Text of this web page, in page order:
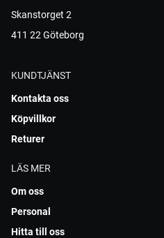
Skanstorget 2
411 22 Göteborg
KUNDTJÄNST
Kontakta oss
Köpvillkor
Returer
LÄS MER
Om oss
Personal
Hitta till oss